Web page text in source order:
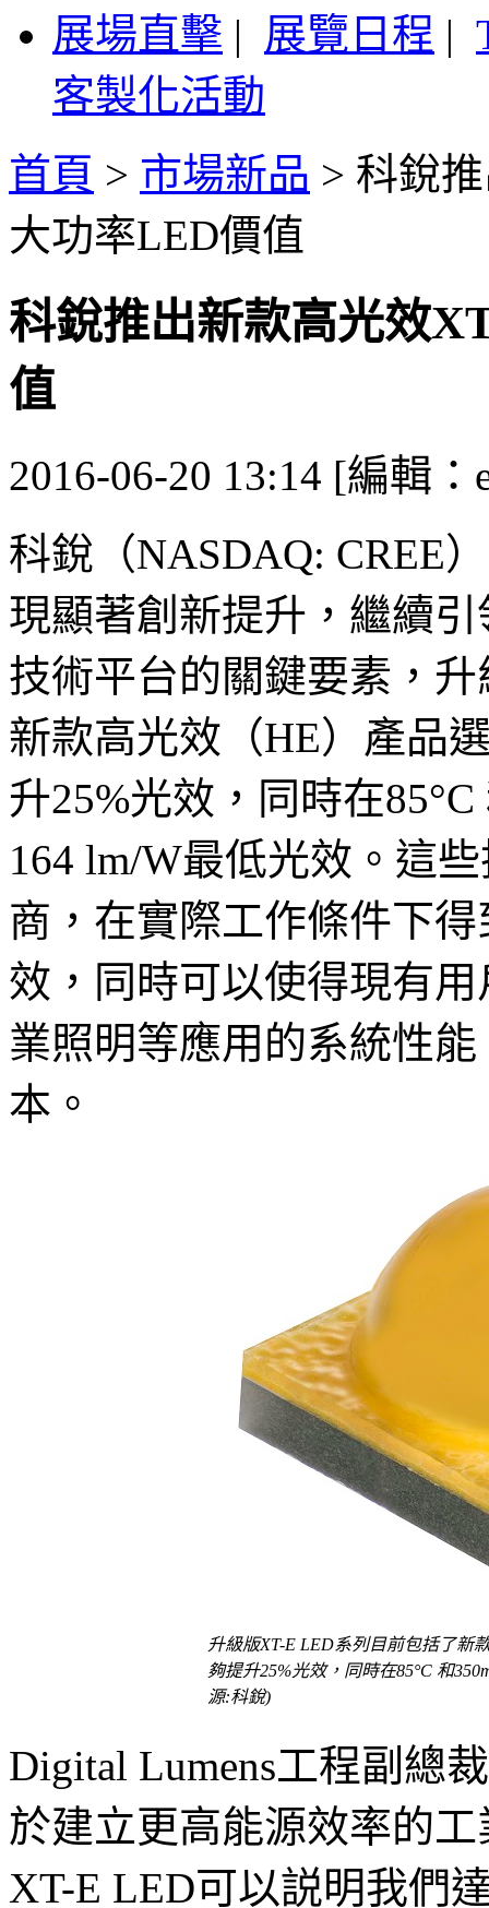
展場直擊 | 展覽日程 |
客製化活動
首頁 > 市場新品 > 科銳
大功率LED價值
科銳推出新款高光效
值
2016-06-20 13:14 [編輯：
科銳（NASDAQ: CREE
現顯著創新提升，繼續
技術平台的關鍵要素，
新款高光效（HE）產品
升25%光效，同時在85°C
164 lm/W最低光效。這
商，在實際工作條件下
效，同時可以使得現有
業照明等應用的系統性
本。
升級版XT-E LED系列目前包括了新
夠提升25%光效，同時在85°C 和
源:科銳)
Digital Lumens工程副總裁
於建立更高能源效率的
XT-E LED可以説明我們